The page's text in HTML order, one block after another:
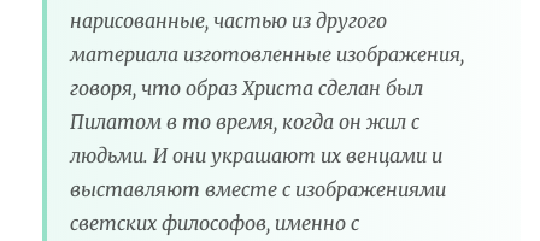
нарисованные, частью из другого
материала изготовленные изображения,
говоря, что образ Христа сделан был
Пилатом в то время, когда он жил с
людьми. И они украшают их венцами и
выставляют вместе с изображениями
светских философов, именно с